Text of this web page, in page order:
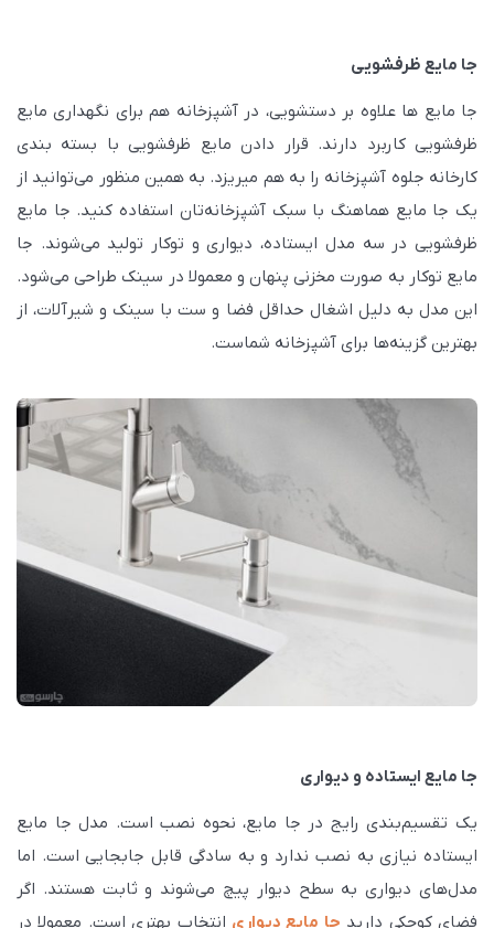
جا مایع ظرفشویی
جا مایع ها علاوه بر دستشویی، در آشپزخانه هم برای نگهداری مایع
ظرفشویی کاربرد دارند. قرار دادن مایع ظرفشویی با بسته بندی
کارخانه جلوه آشپزخانه را به هم میریزد. به همین منظور می‌توانید از
یک جا مایع هماهنگ با سبک آشپزخانه‌تان استفاده کنید. جا مایع
ظرفشویی در سه مدل ایستاده، دیواری و توکار تولید می‌شوند. جا
مایع توکار به صورت مخزنی پنهان و معمولا در سینک طراحی می‌شود.
این مدل به دلیل اشغال حداقل فضا و ست با سینک و شیرآلات، از
بهترین گزینه‌ها برای آشپزخانه شماست.
جا مایع ایستاده و دیواری
یک تقسیم‌بندی رایج در جا مایع، نحوه نصب است. مدل جا مایع
ایستاده نیازی به نصب ندارد و به سادگی قابل جابجایی است. اما
مدل‌های دیواری به سطح دیوار پیچ می‌شوند و ثابت هستند. اگر
فضای کوچکی دارید جا مایع دیواری انتخاب بهتری است. معمولا در